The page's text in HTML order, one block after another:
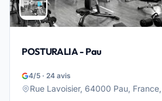
POSTURALIA - Pau
4/5 · 24 avis
Rue Lavoisier, 64000 Pau,